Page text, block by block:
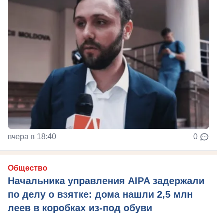
вчера в 18:40 0
Общество
Начальника управления AIPA задержали
по делу о взятке: дома нашли 2,5 млн
леев в коробках из-под обуви